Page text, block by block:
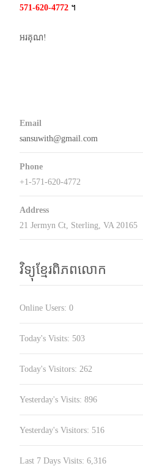
571-620-4772​ ។
អរគុណ!
Email
sansuwith@gmail.com
Phone
+1-571-620-4772
Address
21 Jermyn Ct, Sterling, VA 20165
វិទ្យុខ្មែរពិភពលោក
Online Users: 0
Today's Visits: 503
Today's Visitors: 262
Yesterday's Visits: 896
Yesterday's Visitors: 516
Last 7 Days Visits: 6,316